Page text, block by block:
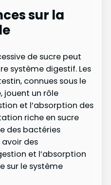
sur la
de sucre peut
système digestif. Les
connues sous le
jouent un rôle
et l’absorption des
riche en sucre
des bactéries
des
et l’absorption
sur le système